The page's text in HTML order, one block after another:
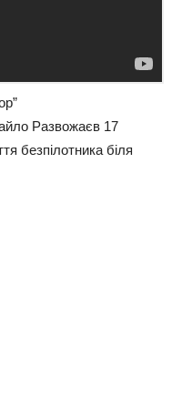
Развожаєв 17
безпілотника біля